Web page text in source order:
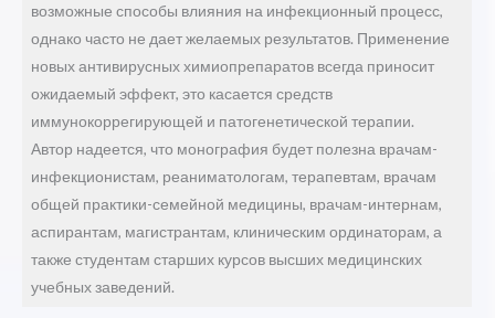
возможные способы влияния на инфекционный процесс,
однако часто не дает желаемых результатов. Применение
новых антивирусных химиопрепаратов всегда приносит
ожидаемый эффект, это касается средств
иммунокоррегирующей и патогенетической терапии.
Автор надеется, что монография будет полезна врачам-
инфекционистам, реаниматологам, терапевтам, врачам
общей практики-семейной медицины, врачам-интернам,
аспирантам, магистрантам, клиническим ординаторам, а
также студентам старших курсов высших медицинских
учебных заведений.